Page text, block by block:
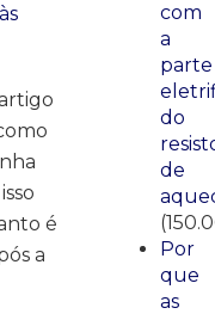
é
a
com
a
parte
do
de
Por
que
as